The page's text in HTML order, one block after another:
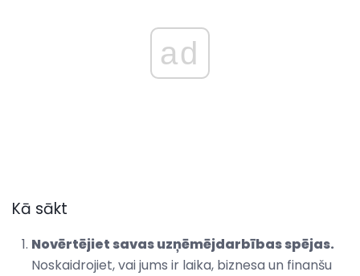
ad
Kā sākt
Novērtējiet savas uzņēmējdarbības spējas.
Noskaidrojiet, vai jums ir laika, biznesa un finanšu